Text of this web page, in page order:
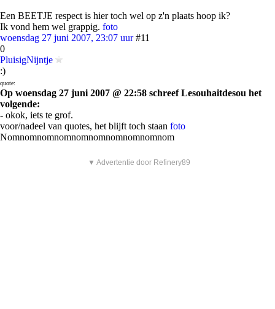
Een BEETJE respect is hier toch wel op z'n plaats hoop ik?
Ik vond hem wel grappig. foto
woensdag 27 juni 2007, 23:07 uur #11
0
PluisigNijntje
:)
quote:
Op woensdag 27 juni 2007 @ 22:58 schreef Lesouhaitdesou het
volgende:
- okok, iets te grof.
voor/nadeel van quotes, het blijft toch staan foto
Nomnomnomnomnomnomnomnomnomnom
▼ Advertentie door Refinery89